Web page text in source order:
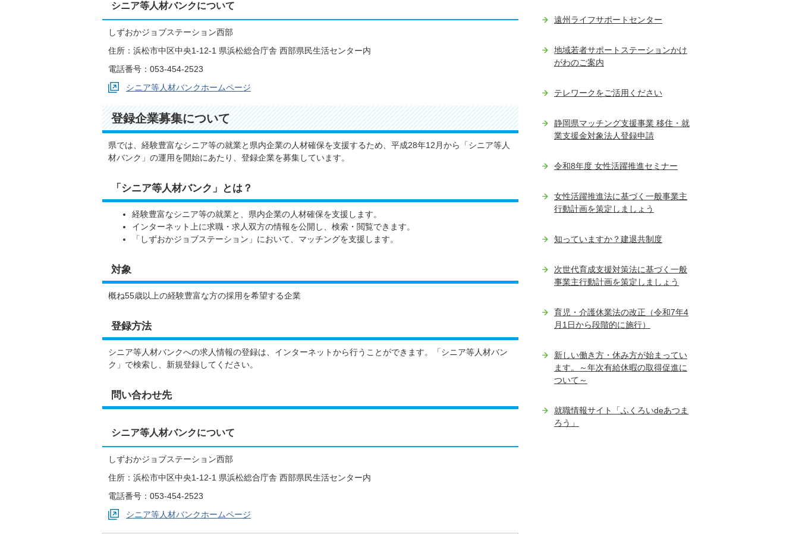
シニア等人材バンクについて
しずおかジョブステーション西部
住所：浜松市中区中央1-12-1 県浜松総合庁舎 西部県民生活センター内
電話番号：053-454-2523
シニア等人材バンクホームページ
登録企業募集について
県では、経験豊富なシニア等の就業と県内企業の人材確保を支援するため、平成28年12月から「シニア等人
材バンク」の運用を開始にあたり、登録企業を募集しています。
「シニア等人材バンク」とは？
経験豊富なシニア等の就業と、県内企業の人材確保を支援します。
インターネット上に求職・求人双方の情報を公開し、検索・閲覧できます。
「しずおかジョブステーション」において、マッチングを支援します。
対象
概ね55歳以上の経験豊富な方の採用を希望する企業
登録方法
シニア等人材バンクへの求人情報の登録は、インターネットから行うことができます。「シニア等人材バン
ク」で検索し、新規登録してください。
問い合わせ先
シニア等人材バンクについて
しずおかジョブステーション西部
住所：浜松市中区中央1-12-1 県浜松総合庁舎 西部県民生活センター内
電話番号：053-454-2523
シニア等人材バンクホームページ
遠州ライフサポートセンター
地域若者サポートステーションかけ
がわのご案内
テレワークをご活用ください
静岡県マッチング支援事業 移住・就
業支援金対象法人登録申請
令和8年度 女性活躍推進セミナー
女性活躍推進法に基づく一般事業主
行動計画を策定しましょう
知っていますか？建退共制度
次世代育成支援対策法に基づく一般
事業主行動計画を策定しましょう
育児・介護休業法の改正（令和7年4
月1日から段階的に施行）
新しい働き方・休み方が始まってい
ます。～年次有給休暇の取得促進に
ついて～
就職情報サイト「ふくろいdeあつま
ろう」